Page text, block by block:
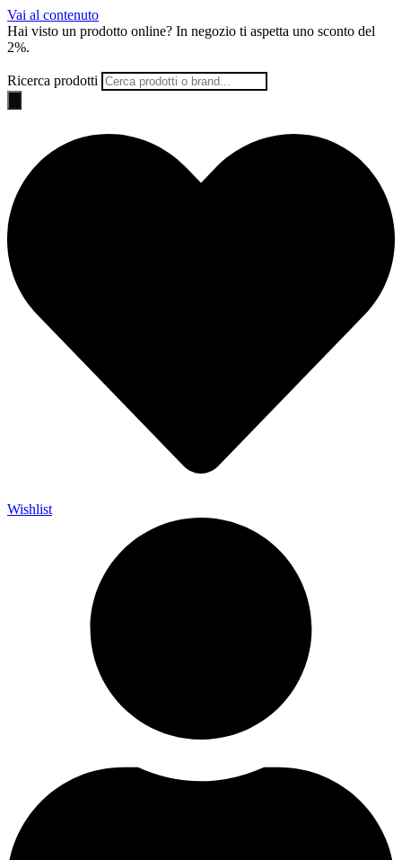
Vai al contenuto
Hai visto un prodotto online? In negozio ti aspetta uno sconto del
2%.
Ricerca prodotti
Wishlist